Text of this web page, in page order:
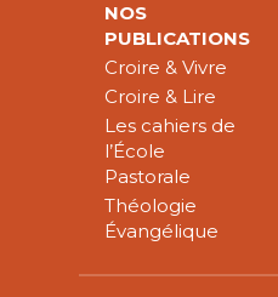
NOS
PUBLICATIONS
Croire & Vivre
Croire & Lire
Les cahiers de
l’École
Pastorale
Théologie
Évangélique